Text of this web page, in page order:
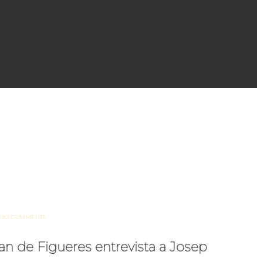
NO COMMENTS
de Figueres entrevista a Josep